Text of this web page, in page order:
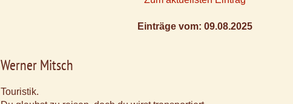
Einträge vom: 09.08.2025
Werner Mitsch
Touristik.